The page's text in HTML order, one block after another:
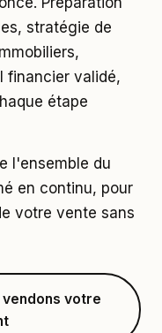
stratégie de
financier validé,
étape
l'ensemble du
en continu, pour
votre vente sans
votre